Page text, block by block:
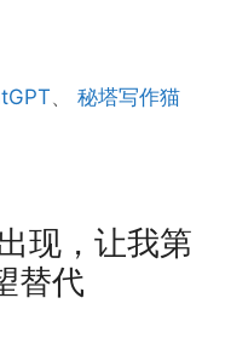
、秘塔写作猫
现，让我第
替代